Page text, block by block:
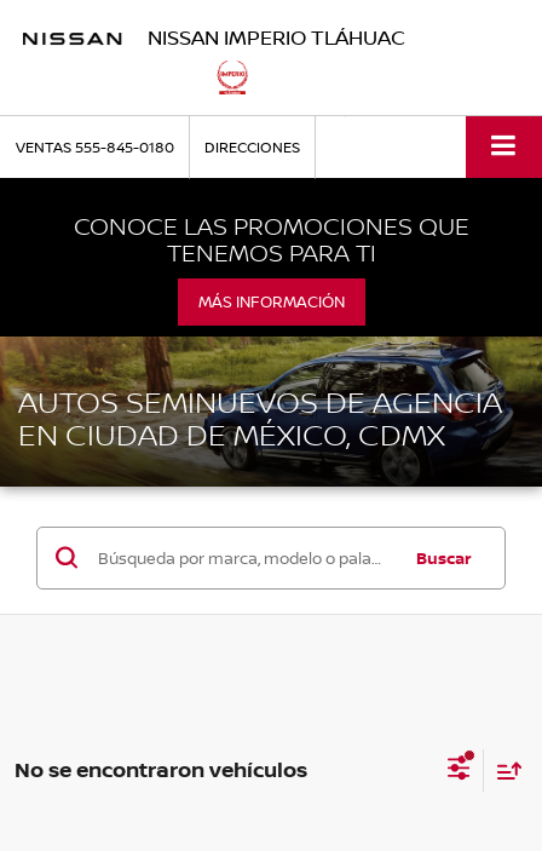
NISSAN IMPERIO TLÁHUAC
VENTAS555-845-0180 DIRECCIONES
CONOCE LAS PROMOCIONES QUE
TENEMOS PARA TI
MÁS INFORMACIÓN
AUTOS SEMINUEVOS DE AGENCIA
EN CIUDAD DE MÉXICO, CDMX
Buscar
No se encontraron vehículos